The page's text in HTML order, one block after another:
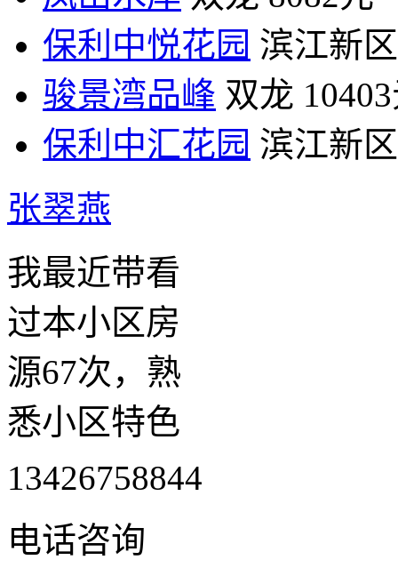
保利中悦花园 滨江新区
骏景湾品峰 双龙
保利中汇花园 滨江新区
张翠燕
我最近带看
过本小区房
源67次，熟
悉小区特色
13426758844
电话咨询